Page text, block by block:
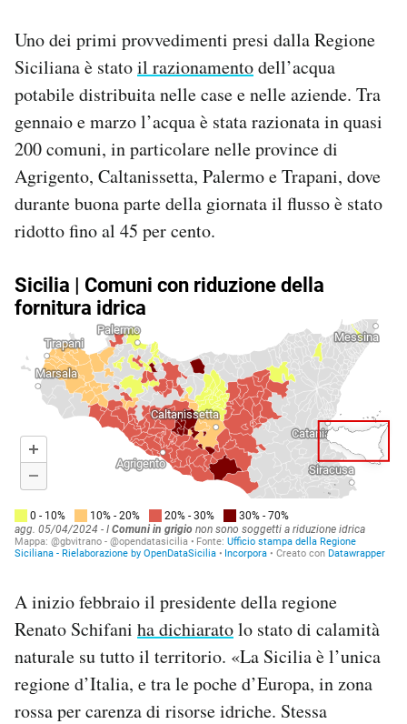
Uno dei primi provvedimenti presi dalla Regione
Siciliana è statoil razionamentodell’acqua
potabile distribuita nelle case e nelle aziende. Tra
gennaio e marzo l’acqua è stata razionata in quasi
200 comuni, in particolare nelle province di
Agrigento, Caltanissetta, Palermo e Trapani, dove
durante buona parte della giornata il flusso è stato
ridotto fino al 45 per cento.
A inizio febbraio il presidente della regione
Renato Schifani ha dichiaratolo stato di calamità
naturale su tutto il territorio. «La Sicilia è l’unica
regione d’Italia, e tra le poche d’Europa, in zona
rossa per carenza di risorse idriche. Stessa